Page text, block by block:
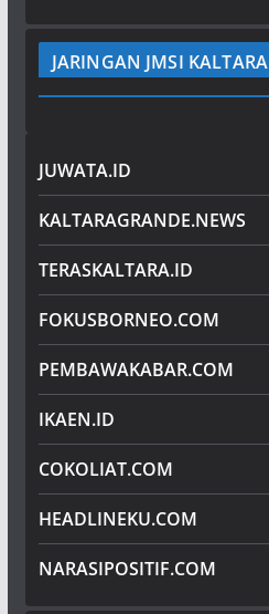
JARINGAN JMSI KALTARA
JUWATA.ID
KALTARAGRANDE.NEWS
TERASKALTARA.ID
FOKUSBORNEO.COM
PEMBAWAKABAR.COM
IKAEN.ID
COKOLIAT.COM
HEADLINEKU.COM
NARASIPOSITIF.COM